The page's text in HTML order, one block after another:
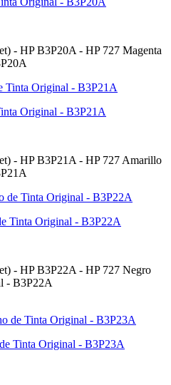
- HP B3P20A - HP 727 Magenta
Original - B3P21A
- HP B3P21A - HP 727 Amarillo
Tinta Original - B3P22A
- HP B3P22A - HP 727 Negro
- B3P22A
Tinta Original - B3P23A